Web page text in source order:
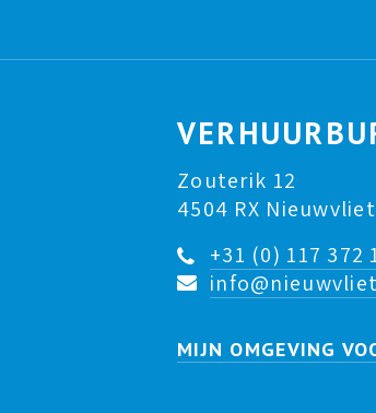
Zouterik 12
4504 RX
+31 (0) 117 372
MIJN OMGEVING